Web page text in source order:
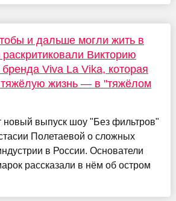
и дальше могли жить в
Викторию
Viva La Vika, которая
жизнь — в "тяжёлом
новый выпуск шоу "Без фильтров"
Полетаевой о сложных
в России. Основатели
рассказали в нём об остром